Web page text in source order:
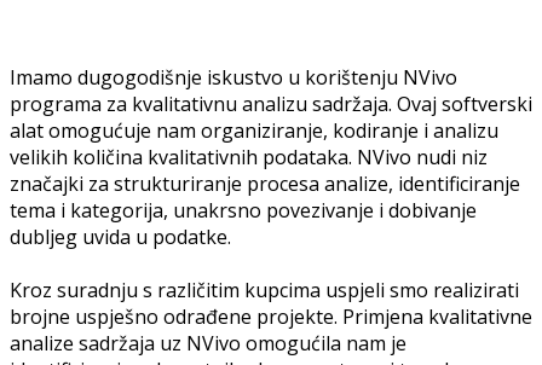
Imamo dugogodišnje iskustvo u korištenju NVivo
programa za kvalitativnu analizu sadržaja. Ovaj softverski
alat omogućuje nam organiziranje, kodiranje i analizu
velikih količina kvalitativnih podataka. NVivo nudi niz
značajki za strukturiranje procesa analize, identificiranje
tema i kategorija, unakrsno povezivanje i dobivanje
dubljeg uvida u podatke.
Kroz suradnju s različitim kupcima uspjeli smo realizirati
brojne uspješno odrađene projekte. Primjena kvalitativne
analize sadržaja uz NVivo omogućila nam je